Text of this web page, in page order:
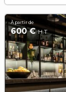
À partir de
600 €H.T